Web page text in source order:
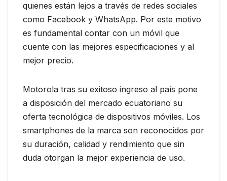
quienes están lejos a través de redes sociales
como Facebook y WhatsApp. Por este motivo
es fundamental contar con un móvil que
cuente con las mejores especificaciones y al
mejor precio.
Motorola tras su exitoso ingreso al país pone
a disposición del mercado ecuatoriano su
oferta tecnológica de dispositivos móviles. Los
smartphones de la marca son reconocidos por
su duración, calidad y rendimiento que sin
duda otorgan la mejor experiencia de uso.